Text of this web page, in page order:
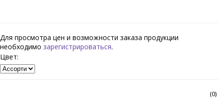
Для просмотра цен и возможности заказа продукции
необходимо зарегистрироваться.
Цвет:
(0)